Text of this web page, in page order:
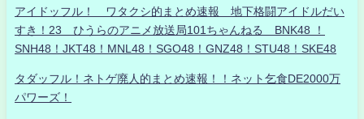
アイドッフル！ ワタクシ的まとめ速報 地下格闘アイドルだい
すき！23 ひうらのアニメ放送局101ちゃんねる BNK48 ！
SNH48！JKT48！MNL48！SGO48！GNZ48！STU48！SKE48
タダッフル！ネトゲ廃人的まとめ速報！！ネット乞食DE2000万
パワーズ！